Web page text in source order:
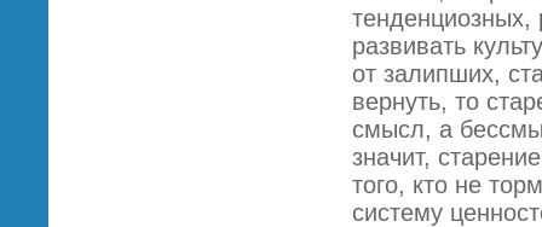
развивать
от залипших,
вернуть, то
смысл, а
значит,
того, кто не
систему